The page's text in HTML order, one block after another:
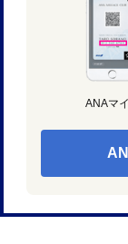
ANAマ